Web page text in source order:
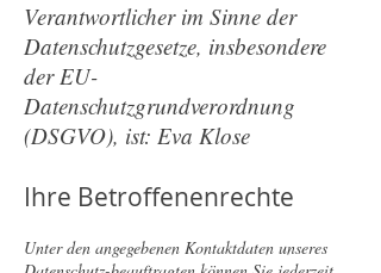
Verantwortlicher im Sinne der
Datenschutzgesetze, insbesondere
der EU-
Datenschutzgrundverordnung
(DSGVO), ist: Eva Klose
Ihre Betroffenenrechte
Unter den angegebenen Kontaktdaten unseres